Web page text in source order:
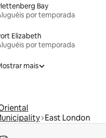
Bay
por temporada
Elizabeth
por temporada
mais
East London